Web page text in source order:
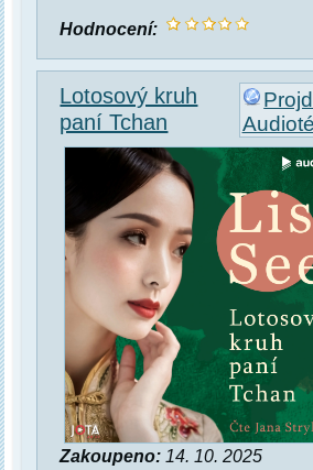
Hodnocení:
Lotosový kruh
paní Tchan
Zakoupeno: 14. 10. 2025